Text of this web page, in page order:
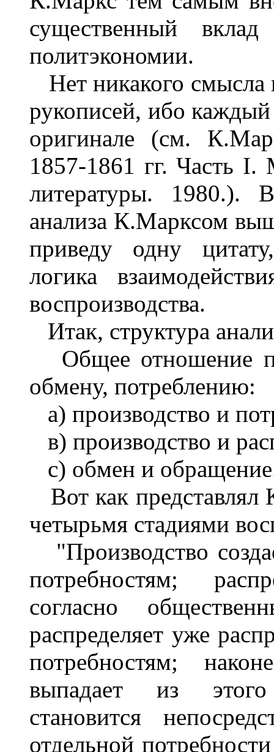
существенный
политэкономии.
Нет никакого смысла
рукописей, ибо
оригинале (см.
1857-1861 гг. Часть I.
литературы. 1980.).
анализа К.Марксом
приведу одну
логика
воспроизводства.
Итак, структура
Общее отношение
обмену, потреблению:
а) производство и
в) производство и
с) обмен и
Вот как представлял
четырьмя стадиями
"Производство
потребностям;
согласно
распределяет уже
потребностям;
выпадает из
становится
отдельной